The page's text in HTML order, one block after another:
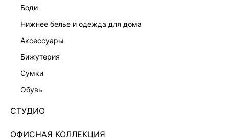
боди
нижнее белье и одежда для дома
аксессуары
бижутерия
сумки
обувь
СТУДИО
ОФИСНАЯ КОЛЛЕКЦИЯ
9 999 ₽-80%
ЦВЕТ:СЕРЫЙ